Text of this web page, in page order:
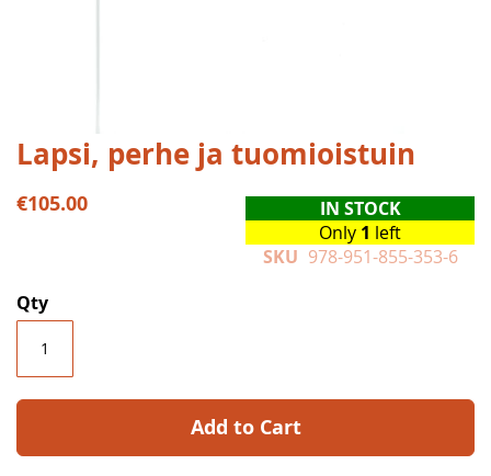
Skip
to
the
beginning
gallery
Lapsi, perhe ja tuomioistuin
€105.00
IN STOCK
Only 1 left
SKU 978-951-855-353-6
Qty
Add to Cart